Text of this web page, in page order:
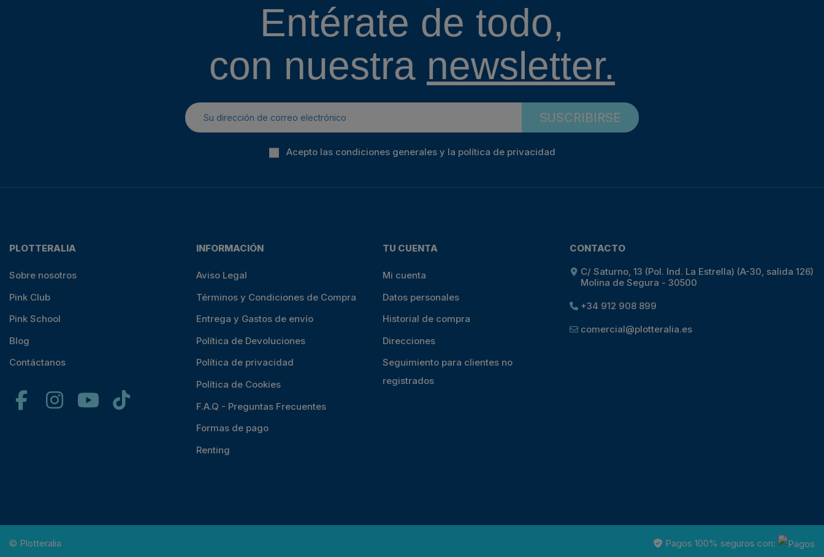
Entérate de todo,
con nuestra newsletter.
SUSCRIBIRSE
Acepto las condiciones generales y la política de privacidad
PLOTTERALIA
Sobre nosotros
Pink Club
Pink School
Blog
Contáctanos
INFORMACIÓN
Aviso Legal
Términos y Condiciones de Compra
Entrega y Gastos de envío
Política de Devoluciones
Política de privacidad
Política de Cookies
F.A.Q - Preguntas Frecuentes
Formas de pago
Renting
TU CUENTA
Mi cuenta
Datos personales
Historial de compra
Direcciones
Seguimiento para clientes no
registrados
CONTACTO
C/ Saturno, 13 (Pol. Ind. La Estrella) (A-30, salida 126)
Molina de Segura - 30500
+34 912 908 899
comercial@plotteralia.es
© Plotteralia Pagos 100% seguros con: